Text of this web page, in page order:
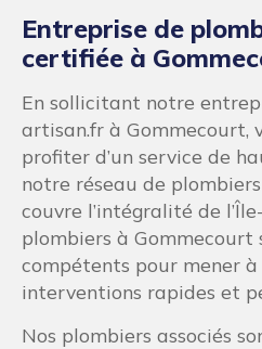
Entreprise de
certifiée à
En sollicitant notre
artisan.fr à Gommecourt,
profiter d’un service de
notre réseau de
couvre l’intégralité de
plombiers à Gommecourt
compétents pour mener à
interventions rapides et
Nos plombiers associés